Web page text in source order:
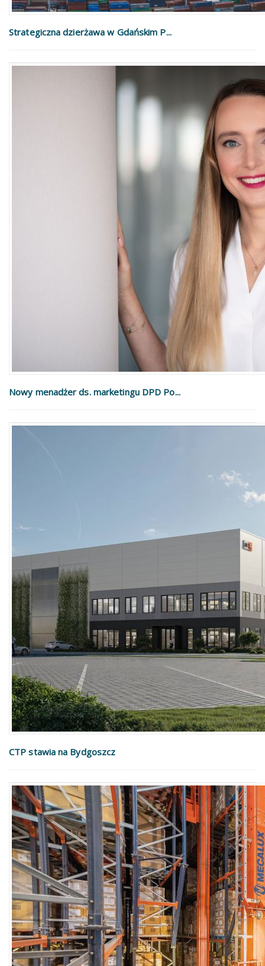
Strategiczna dzierżawa w Gdańskim P...
Nowy menadżer ds. marketingu DPD Po...
CTP stawia na Bydgoszcz